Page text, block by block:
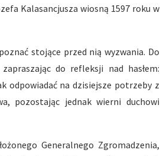
Kalasancjusza wiosną 1597 roku w
stojące przed nią wyzwania. Do
do refleksji nad hasłem:
odpowiadać na dzisiejsze potrzeby z
pozostając jednak wierni duchowi
Generalnego Zgromadzenia,